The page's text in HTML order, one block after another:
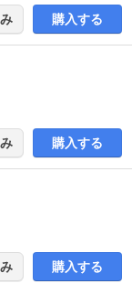
購入する
購入する
購入する